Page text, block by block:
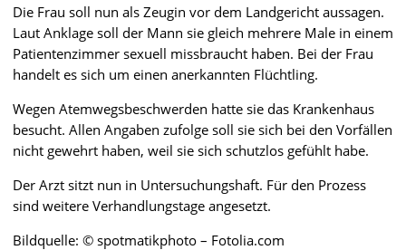
Die Frau soll nun als Zeugin vor dem Landgericht aussagen.
Laut Anklage soll der Mann sie gleich mehrere Male in einem
Patientenzimmer sexuell missbraucht haben. Bei der Frau
handelt es sich um einen anerkannten Flüchtling.
Wegen Atemwegsbeschwerden hatte sie das Krankenhaus
besucht. Allen Angaben zufolge soll sie sich bei den Vorfällen
nicht gewehrt haben, weil sie sich schutzlos gefühlt habe.
Der Arzt sitzt nun in Untersuchungshaft. Für den Prozess
sind weitere Verhandlungstage angesetzt.
Bildquelle: © spotmatikphoto – Fotolia.com